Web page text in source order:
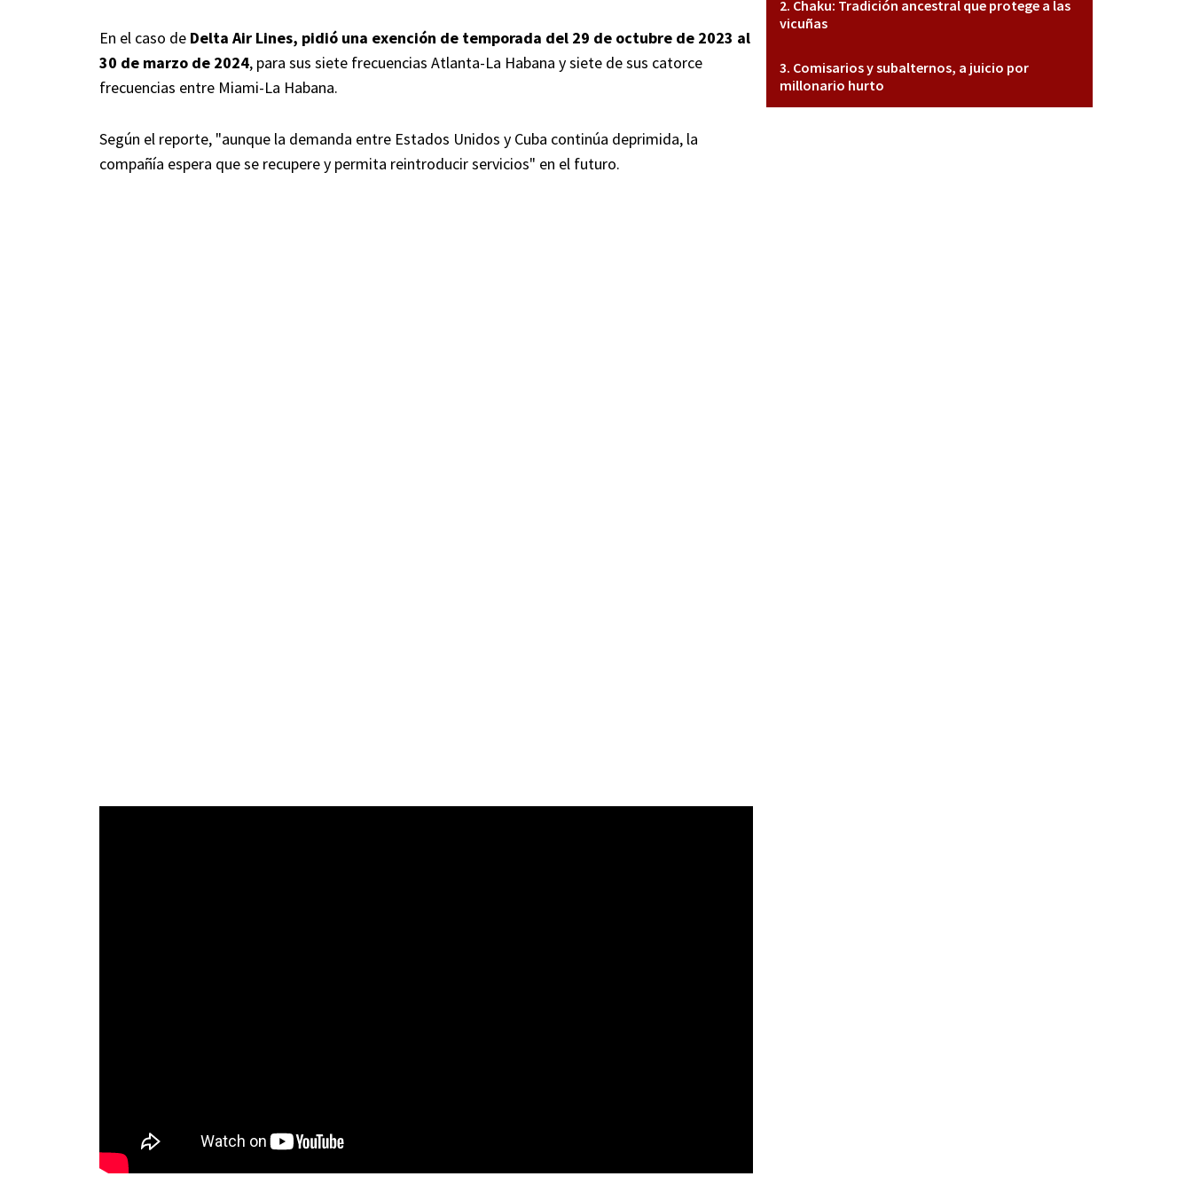
En el caso de Delta Air Lines, pidió una exención de temporada del 29 de octubre de 2023 al
30 de marzo de 2024, para sus siete frecuencias Atlanta-La Habana y siete de sus catorce
frecuencias entre Miami-La Habana.
Según el reporte, "aunque la demanda entre Estados Unidos y Cuba continúa deprimida, la
compañía espera que se recupere y permita reintroducir servicios" en el futuro.
Chaku: Tradición ancestral que protege a las
vicuñas
Comisarios y subalternos, a juicio por
millonario hurto